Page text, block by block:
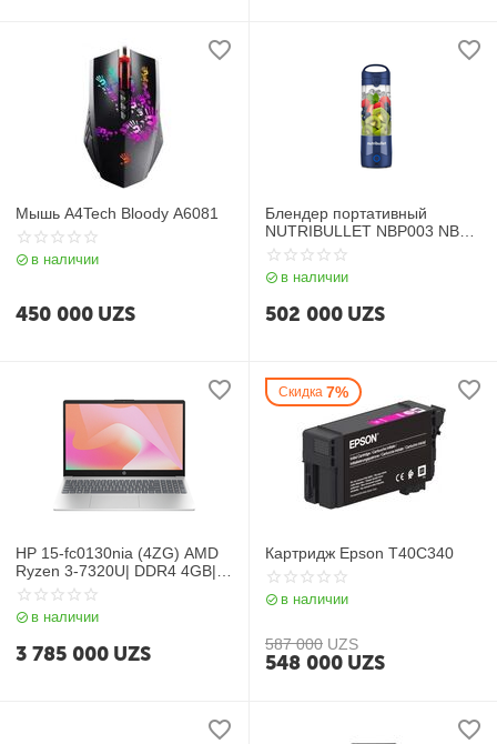
Мышь A4Tech Bloody A6081
в наличии
450 000 UZS
Блендер портативный
NUTRIBULLET NBP003 NBL /
PU / W / LBL
в наличии
502 000 UZS
HP 15-fc0130nia (4ZG) AMD
Ryzen 3-7320U| DDR4 4GB|
SSD 256GB| 15,6″ FHD| AMD
Radeon Graphics| NoOS| RU|
Silver
в наличии
3 785 000 UZS
Скидка 7%
Картридж Epson T40C340
в наличии
587 000 UZS
548 000 UZS